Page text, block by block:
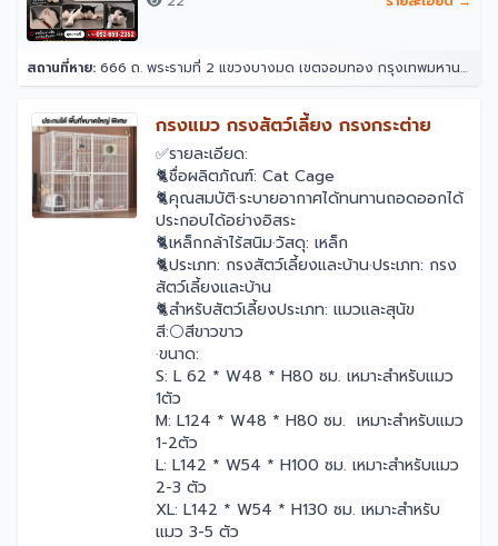
สถานที่หาย: 666 ถ. พระรามที่ 2 แขวงบางมด เขตจอมทอง กรุงเทพมหานคร 10150
￼กรงแมว กรงสัตว์เลี้ยง กรงกระต่าย
✅รายละเอียด:
🐈ชื่อผลิตภัณฑ์: Cat Cage
🐈คุณสมบัติ·ระบายอากาศได้ทนทานถอดออกได้
ประกอบได้อย่างอิสระ
🐈เหล็กกล้าไร้สนิม·วัสดุ: เหล็ก
🐈ประเภท: กรงสัตว์เลี้ยงและบ้าน·ประเภท: กรง
สัตว์เลี้ยงและบ้าน
🐈สำหรับสัตว์เลี้ยงประเภท: แมวและสุนัข
สี:⚪สีขาวขาว
·ขนาด:
S: L 62 * W48 * H80 ซม. เหมาะสำหรับแมว
1ตัว
M: L124 * W48 * H80 ซม. เหมาะสำหรับแมว
1-2ตัว
L: L142 * W54 * H100 ซม. เหมาะสำหรับแมว
2-3 ตัว
XL: L142 * W54 * H130 ซม. เหมาะสำหรับ
แมว 3-5 ตัว